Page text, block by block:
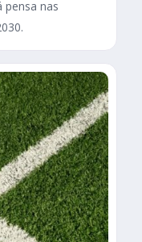
pensa nas